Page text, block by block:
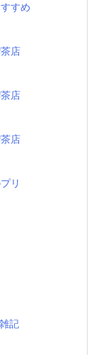
すめ
店
店
店
リ
記